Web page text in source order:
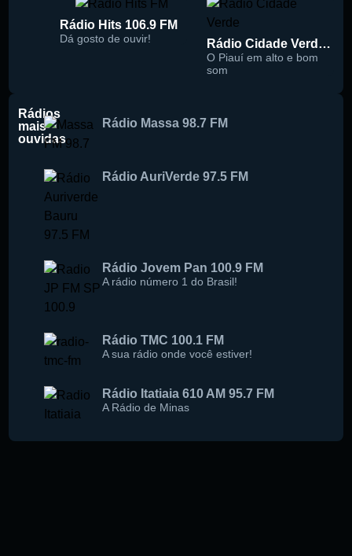
Rádio Hits 106.9 FM
Dá gosto de ouvir! Rádio Cidade Verde 93.5 FM
O Piauí em alto e bom
som
Rádios
mais
ouvidas
Rádio Massa 98.7 FM
Rádio AuriVerde 97.5 FM
Rádio Jovem Pan 100.9 FM
A rádio número 1 do Brasil!
Rádio TMC 100.1 FM
A sua rádio onde você estiver!
Rádio Itatiaia 610 AM 95.7 FM
A Rádio de Minas